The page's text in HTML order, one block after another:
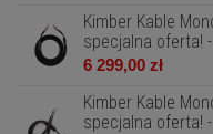
Kimber Kable
specjalna oferta!
6 299,00 zł
Kimber Kable
specjalna oferta!